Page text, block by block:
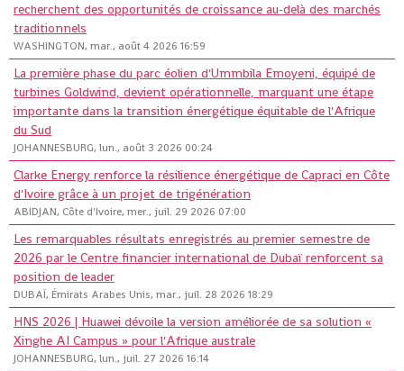
recherchent des opportunités de croissance au-delà des marchés
traditionnels
WASHINGTON, mar., août 4 2026 16:59
La première phase du parc éolien d'Ummbila Emoyeni, équipé de
turbines Goldwind, devient opérationnelle, marquant une étape
importante dans la transition énergétique équitable de l'Afrique
du Sud
JOHANNESBURG, lun., août 3 2026 00:24
Clarke Energy renforce la résilience énergétique de Capraci en Côte
d'Ivoire grâce à un projet de trigénération
ABIDJAN, Côte d'Ivoire, mer., juil. 29 2026 07:00
Les remarquables résultats enregistrés au premier semestre de
2026 par le Centre financier international de Dubaï renforcent sa
position de leader
DUBAÏ, Émirats Arabes Unis, mar., juil. 28 2026 18:29
HNS 2026 | Huawei dévoile la version améliorée de sa solution «
Xinghe AI Campus » pour l'Afrique australe
JOHANNESBURG, lun., juil. 27 2026 16:14